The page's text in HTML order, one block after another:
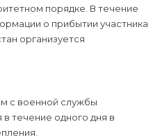
порядке. В течение
о прибытии участника
организуется
с военной службы
течение одного дня в